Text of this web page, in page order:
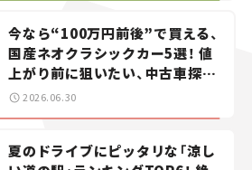
今なら“100万円前後”で買える、
国産ネオクラシックカー5選！ 値
上がり前に狙いたい、中古車探し
をお手伝い――ちょっとイケてるマ
2026.06.30
夏のドライブにピッタリな「涼し